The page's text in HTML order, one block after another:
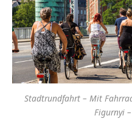
Stadtrundfahrt – Mit
Figurnyi